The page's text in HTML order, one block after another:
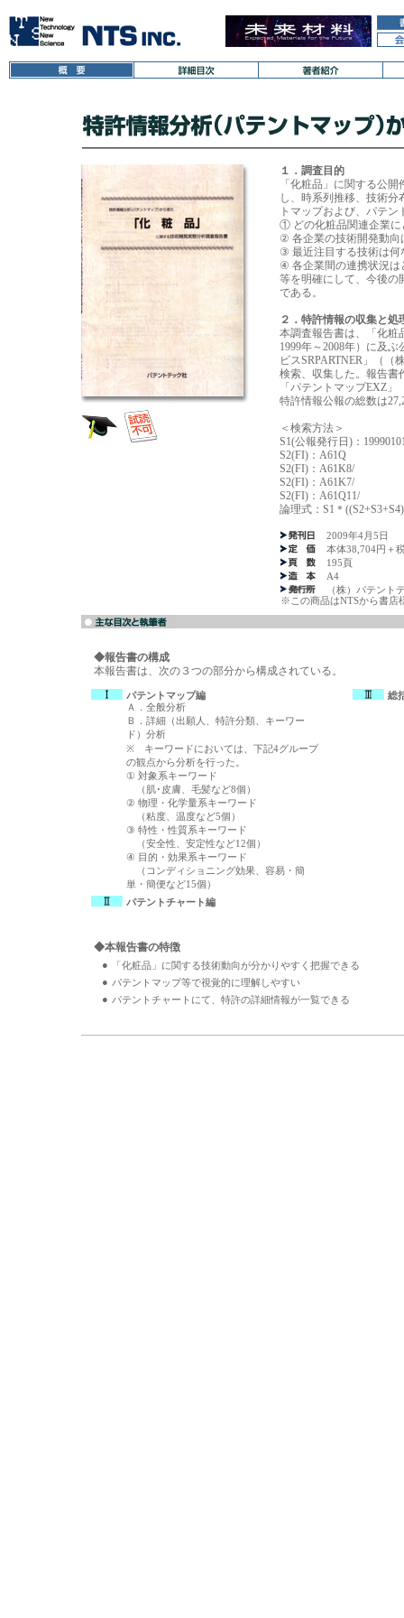
１．調査目的
「化粧品」に関する公
し、時系列推移、技術
トマップおよび、パテ
① どの化粧品関連企業に
② 各企業の技術開発動向
③ 最近注目する技術は何
④ 各企業間の連携状況は
等を明確にして、今後の
である。
２．特許情報の収集と処
本調査報告書は、「化粧
1999年～2008年）に及
ビスSRPARTNER」（（
検索、収集した。報告書
「パテントマップEXZ
特許情報公報の総数は
＜検索方法＞
S1(公報発行日)：
S2(FI)：A61Q
S2(FI)：A61K8/
S2(FI)：A61K7/
S2(FI)：A61Q11/
論理式：S1＊
2009年4月5日
本体38,704円＋
195頁
A4
（株）パテント
※この商品はNTSから書店
◆報告書の構成
本報告書は、次の３つの部分から構成されている。
パテントマップ編
Ａ．全般分析
Ｂ．詳細（出願人、特許分類、キーワー
ド）分析
※ キーワードにおいては、下記4グループ
の観点から分析を行った。
① 対象系キーワード
（肌･皮膚、毛髪など8個）
② 物理・化学量系キーワード
（粘度、温度など5個）
③ 特性・性質系キーワード
（安全性、安定性など12個）
④ 目的・効果系キーワード
（コンディショニング効果、容易・簡
単・簡便など15個）
総
パテントチャート編
◆本報告書の特徴
●
「化粧品」に関する技術動向が分かりやすく把握できる
● パテントマップ等で視覚的に理解しやすい
● パテントチャートにて、特許の詳細情報が一覧できる